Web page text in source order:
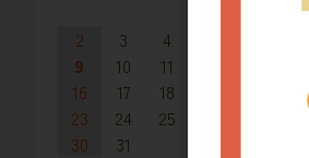
2
3 4
9
10 11
16
17 18 21
23
24 25
30
31